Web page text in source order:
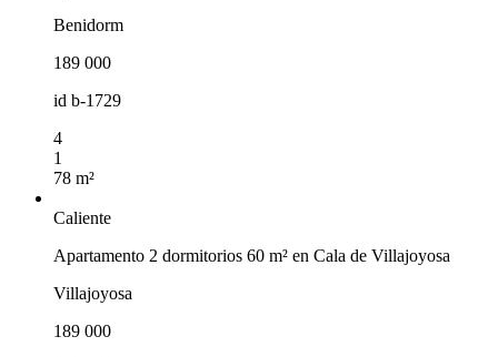
Benidorm
189 000
id b-1729
4
1
78 m²
Caliente
Apartamento 2 dormitorios 60 m² en Cala de Villajoyosa
Villajoyosa
189 000